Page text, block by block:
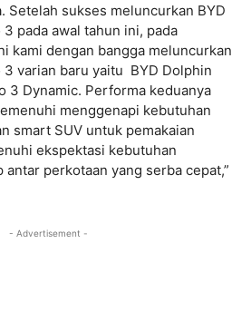
Setelah sukses meluncurkan BYD
pada awal tahun ini, pada
kami dengan bangga meluncurkan
3 varian baru yaitu BYD Dolphin
3 Dynamic. Performa keduanya
menggenapi kebutuhan
smart SUV untuk pemakaian
ekspektasi kebutuhan
antar perkotaan yang serba cepat,”
- Advertisement -